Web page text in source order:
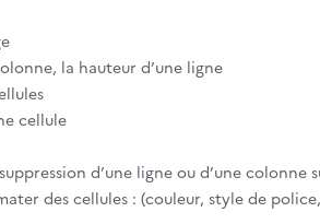
la hauteur d’une ligne
cellule
d’une ligne ou d’une colonne
des cellules : (couleur, style de